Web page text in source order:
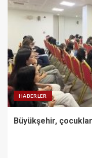
HABERLER
Büyükşehir,